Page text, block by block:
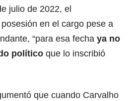
julio de 2022, el
en el cargo pese a
“para esa fecha ya no
político que lo inscribió
que cuando Carvalho